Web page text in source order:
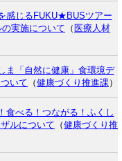
感じるFUKU★BUSツアー
実施について （ 医療人材
ま「自然に健康」食環境デ
いて （健康づくり推進課）
食べる！つながる！ふくし
ルについて （健康づくり推